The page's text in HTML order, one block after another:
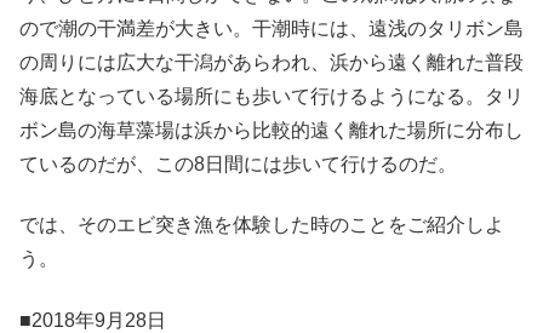
ので潮の干満差が大きい。干潮時には、遠浅のタリボン島
の周りには広大な干潟があらわれ、浜から遠く離れた普段
海底となっている場所にも歩いて行けるようになる。タリ
ボン島の海草藻場は浜から比較的遠く離れた場所に分布し
ているのだが、この8日間には歩いて行けるのだ。
では、そのエビ突き漁を体験した時のことをご紹介しよ
う。
■2018年9月28日